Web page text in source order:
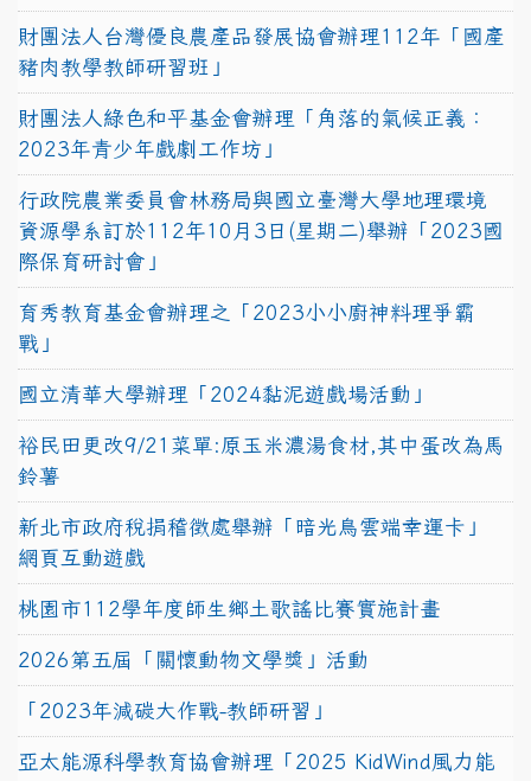
財團法人台灣優良農產品發展協會辦理112年「國產
豬肉教學教師研習班」
財團法人綠色和平基金會辦理「角落的氣候正義：
2023年青少年戲劇工作坊」
行政院農業委員會林務局與國立臺灣大學地理環境
資源學系訂於112年10月3日(星期二)舉辦「2023國
際保育研討會」
育秀教育基金會辦理之「2023小小廚神料理爭霸
戰」
國立清華大學辦理「2024黏泥遊戲場活動」
裕民田更改9/21菜單:原玉米濃湯食材,其中蛋改為馬
鈴薯
新北市政府稅捐稽徵處舉辦「暗光鳥雲端幸運卡」
網頁互動遊戲
桃園市112學年度師生鄉土歌謠比賽實施計畫
2026第五屆「關懷動物文學獎」活動
「2023年減碳大作戰-教師研習」
亞太能源科學教育協會辦理「2025 KidWind風力能